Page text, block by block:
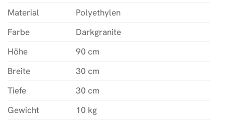
Material
Polyethylen
Farbe
Darkgranite
Höhe
90 cm
Breite
30 cm
Tiefe
30 cm
Gewicht
10 kg